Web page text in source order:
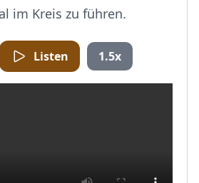
im Kreis zu führen.
Listen 1.5x